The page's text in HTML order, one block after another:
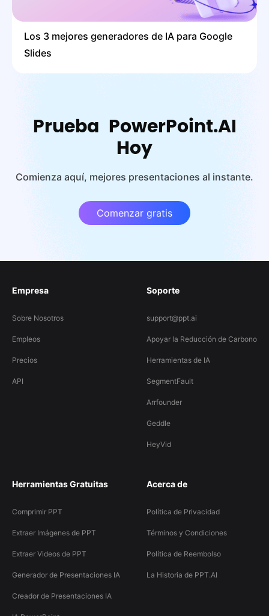
Los 3 mejores generadores de IA para Google
Slides
Prueba PowerPoint.AI
Hoy
Comienza aquí, mejores presentaciones al instante.
Comenzar gratis
Empresa
Sobre Nosotros
Empleos
Precios
API
Soporte
support@ppt.ai
Apoyar la Reducción de Carbono
Herramientas de IA
SegmentFault
Arrfounder
Geddle
HeyVid
Herramientas Gratuitas
Comprimir PPT
Extraer Imágenes de PPT
Extraer Videos de PPT
Generador de Presentaciones IA
Creador de Presentaciones IA
Acerca de
Política de Privacidad
Términos y Condiciones
Política de Reembolso
La Historia de PPT.AI